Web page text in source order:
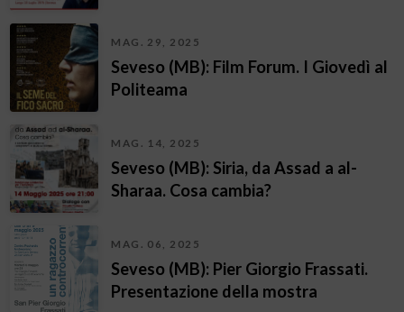
MAG. 29, 2025
Seveso (MB): Film Forum. I Giovedì al
Politeama
MAG. 14, 2025
Seveso (MB): Siria, da Assad a al-
Sharaa. Cosa cambia?
MAG. 06, 2025
Seveso (MB): Pier Giorgio Frassati.
Presentazione della mostra